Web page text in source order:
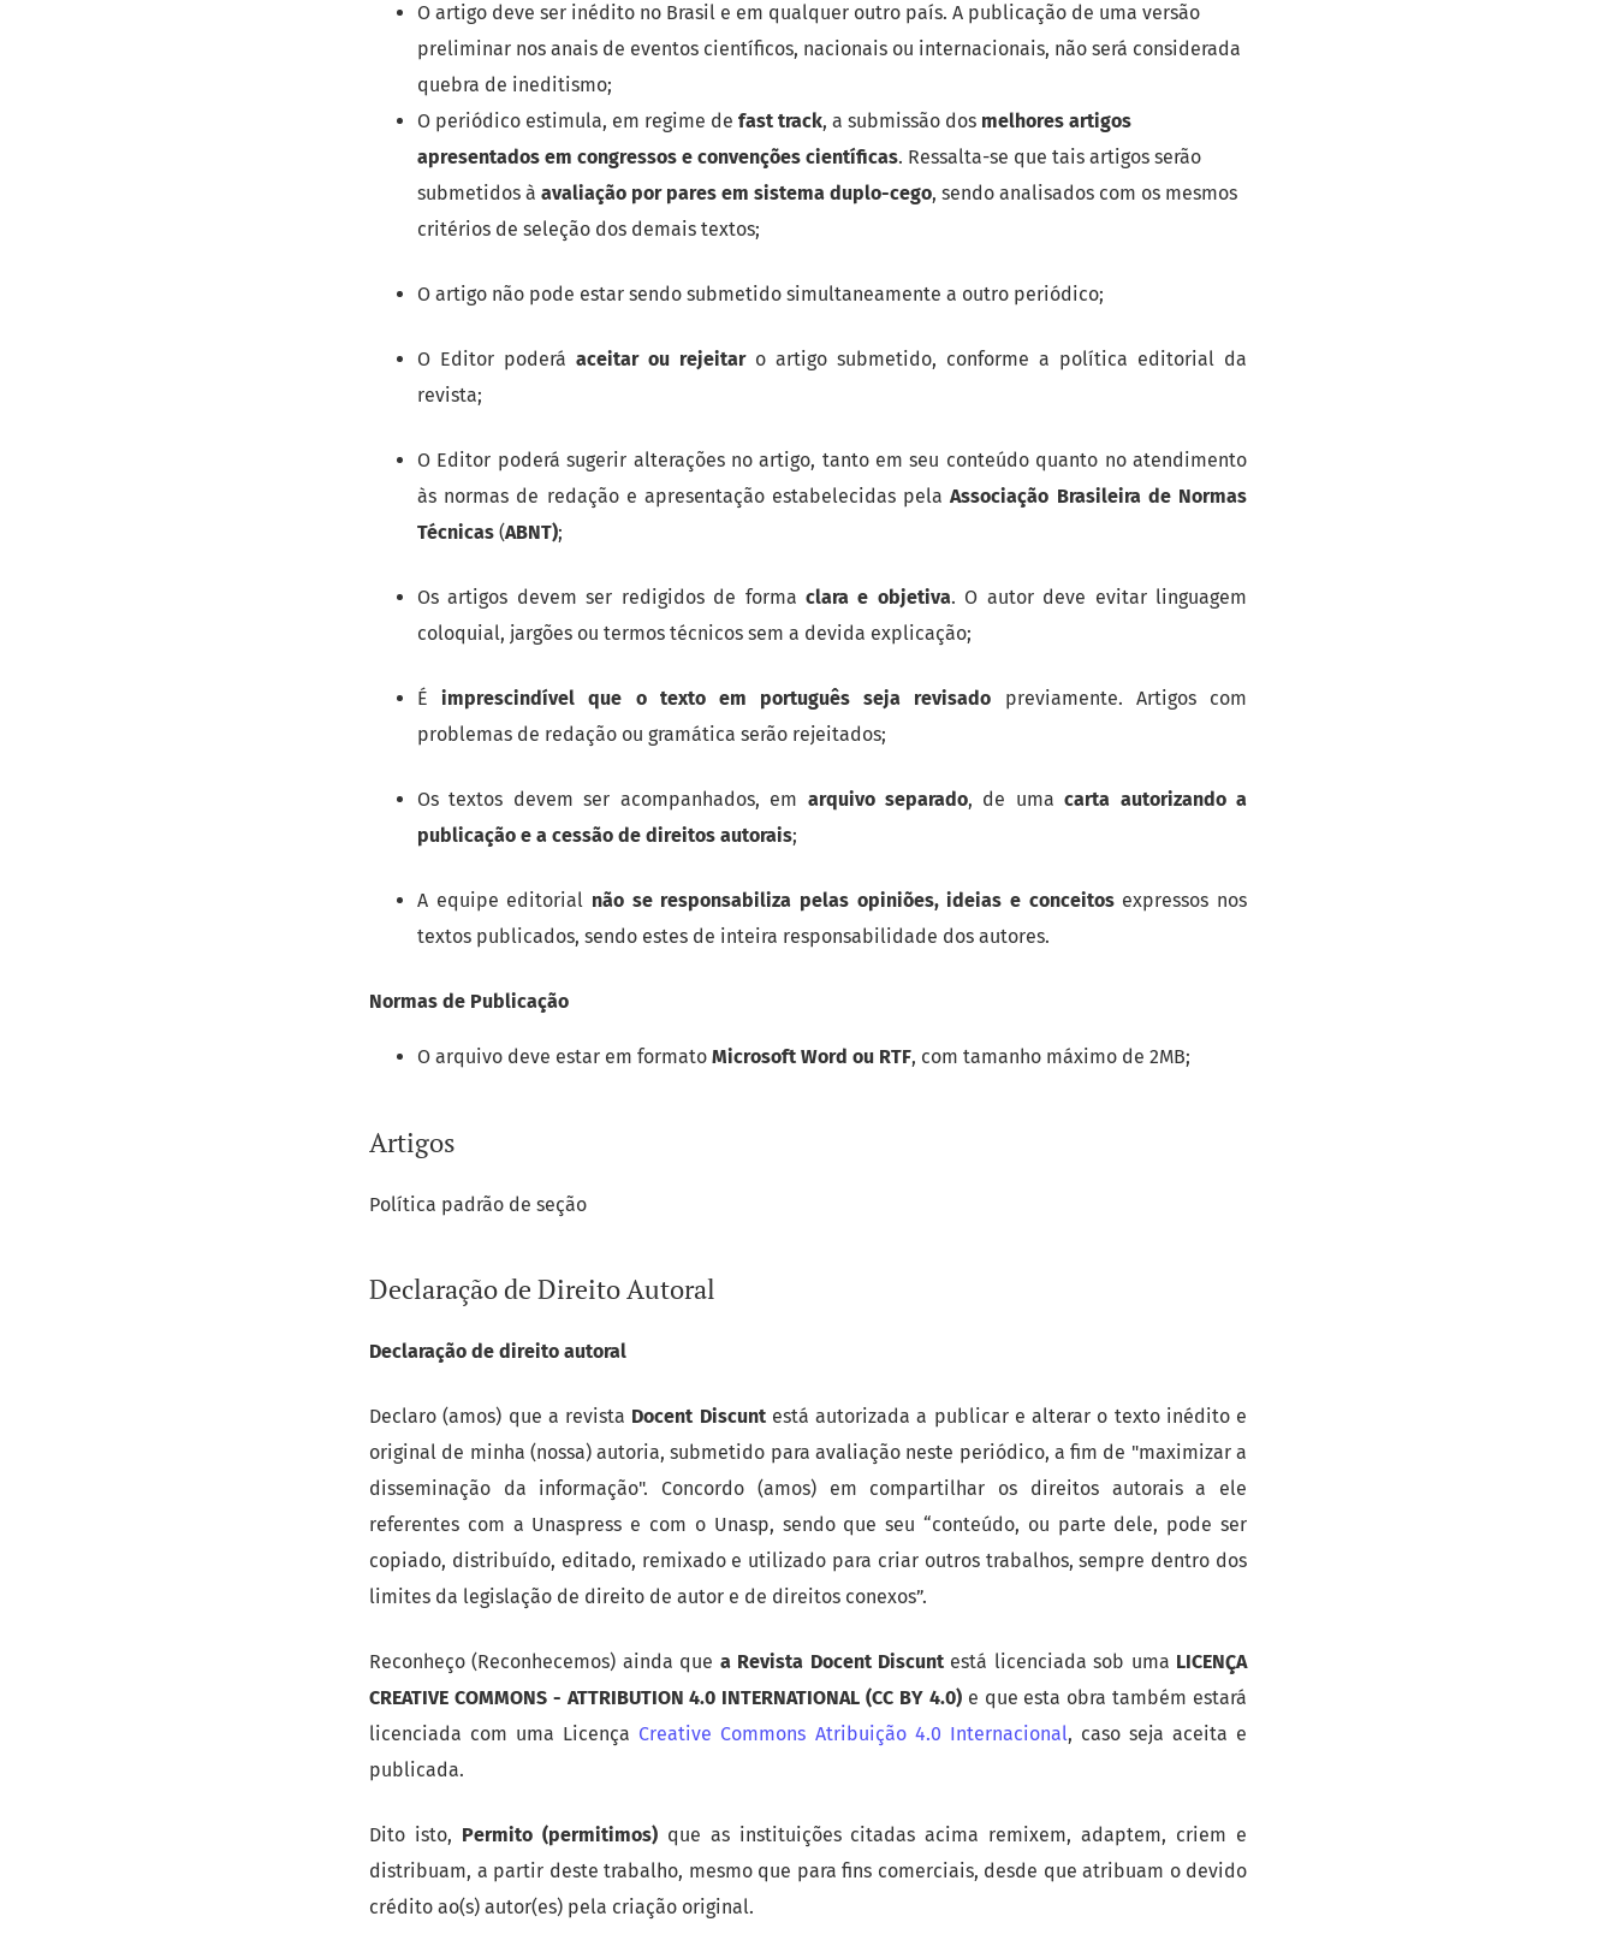
O artigo deve ser inédito no Brasil e em qualquer outro país. A publicação de uma versão
preliminar nos anais de eventos científicos, nacionais ou internacionais, não será considerada
quebra de ineditismo;
O periódico estimula, em regime de fast track, a submissão dos melhores artigos
apresentados em congressos e convenções científicas. Ressalta-se que tais artigos serão
submetidos à avaliação por pares em sistema duplo-cego, sendo analisados com os mesmos
critérios de seleção dos demais textos;
O artigo não pode estar sendo submetido simultaneamente a outro periódico;
O Editor poderá aceitar ou rejeitaro artigo submetido, conforme a política editorial da
revista;
O Editor poderá sugerir alterações no artigo, tanto em seu conteúdo quanto no atendimento
às normas de redação e apresentação estabelecidas pelaAssociação Brasileira de Normas
Técnicas (ABNT);
Os artigos devem ser redigidos de forma clara e objetiva. O autor deve evitar linguagem
coloquial, jargões ou termos técnicos sem a devida explicação;
Éimprescindível que o texto em português seja revisado previamente. Artigos com
problemas de redação ou gramática serão rejeitados;
Os textos devem ser acompanhados, em arquivo separado, de umacarta autorizando a
publicação e a cessão de direitos autorais;
A equipe editorial não se responsabiliza pelas opiniões, ideias e conceitosexpressos nos
textos publicados, sendo estes de inteira responsabilidade dos autores.
Normas de Publicação
O arquivo deve estar em formato Microsoft Word ou RTF, com tamanho máximo de 2MB;
Artigos
Política padrão de seção
Declaração de Direito Autoral
Declaração de direito autoral
Declaro (amos) que a revista Docent Discunt está autorizada a publicar e alterar o texto inédito e
original de minha (nossa) autoria, submetido para avaliação neste periódico, a fim de "maximizar a
disseminação da informação". Concordo (amos) em compartilhar os direitos autorais a ele
referentes com a Unaspress e com o Unasp, sendo que seu “conteúdo, ou parte dele, pode ser
copiado, distribuído, editado, remixado e utilizado para criar outros trabalhos, sempre dentro dos
limites da legislação de direito de autor e de direitos conexos”.
Reconheço (Reconhecemos) ainda que a Revista Docent Discunt está licenciada sob uma LICENÇA
CREATIVE COMMONS - ATTRIBUTION 4.0 INTERNATIONAL (CC BY 4.0)e que esta obra também estará
licenciada com uma Licença Creative Commons Atribuição 4.0 Internacional, caso seja aceita e
publicada.
Dito isto, Permito (permitimos)que as instituições citadas acima remixem, adaptem, criem e
distribuam, a partir deste trabalho, mesmo que para fins comerciais, desde que atribuam o devido
crédito ao(s) autor(es) pela criação original.